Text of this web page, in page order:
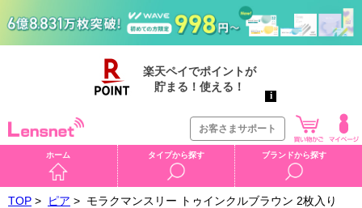
お客さまサポート
ホーム タイプから探す ブランドから探す
TOP > ピア > モラクマンスリー トゥインクルブラウン 2枚入り